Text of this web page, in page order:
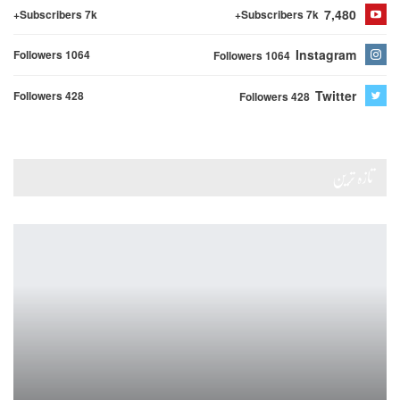
7,480
Subscribers 7k+
Subscribers 7k+
Instagram
Followers 1064
Followers 1064
Twitter
Followers 428
Followers 428